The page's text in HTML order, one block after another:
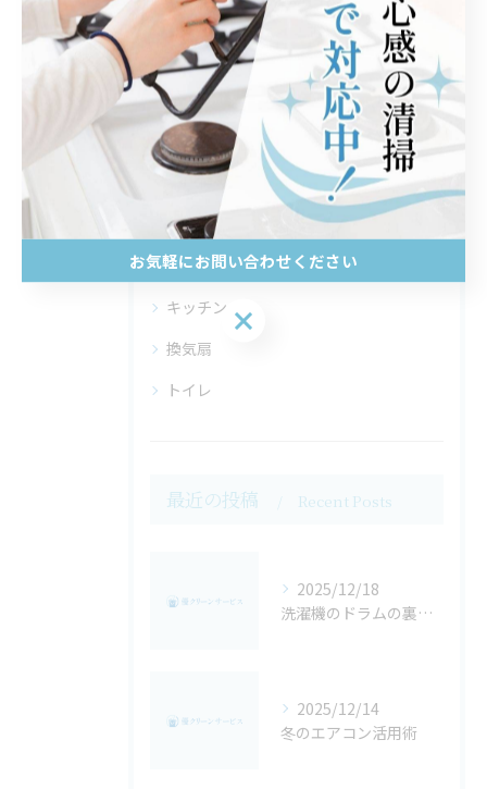
#小田原市
カテゴリー Categories
全てのカテゴリー
レンジフード
水回り
キッチン
換気扇
トイレ
最近の投稿 Recent Posts
2025/12/18
洗濯機のドラムの裏側は閲覧注意・・・
2025/12/14
冬のエアコン活用術
お気軽にお問い合わせください
お気軽にお問い合わせください